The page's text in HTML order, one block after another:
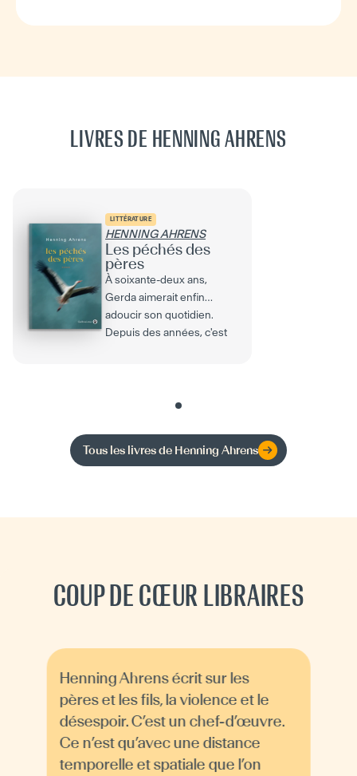
LIVRES DE HENNING AHRENS
LITTÉRATURE
HENNING AHRENS
Les péchés des
pères
À soixante-deux ans,
Gerda aimerait enfin
adoucir son quotidien.
Depuis des années, c'est
Tous les livres de Henning Ahrens
COUP DE CŒUR LIBRAIRES
Henning Ahrens écrit sur les
pères et les fils, la violence et le
désespoir. C’est un chef-d’œuvre.
Ce n’est qu’avec une distance
temporelle et spatiale que l’on